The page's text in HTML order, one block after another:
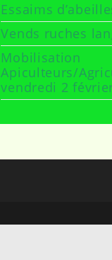
Essaims
Vends ruches
Mobilisation
Apiculteurs/
vendredi 2